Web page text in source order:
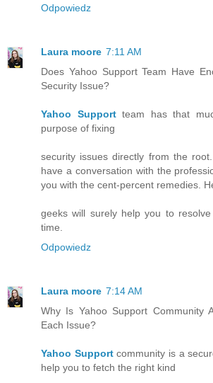
Odpowiedz
Laura moore 7:11 AM
Does Yahoo Support Team Have
Security Issue?
Yahoo Supportteam has that
purpose of fixing
security issues directly from the
have a conversation with the
you with the cent-percent remedies.
geeks will surely help you to
time.
Odpowiedz
Laura moore 7:14 AM
Why Is Yahoo Support Community
Each Issue?
Yahoo Supportcommunity is a
help you to fetch the right kind